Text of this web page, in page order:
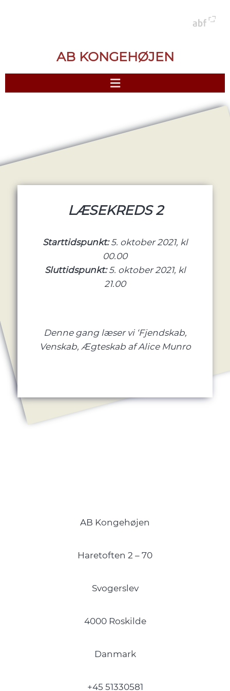
AB KONGEHØJEN
LÆSEKREDS 2
Starttidspunkt:5. oktober 2021, kl
00.00
Sluttidspunkt:5. oktober 2021, kl
21.00
Denne gang læser vi ‘Fjendskab,
Venskab, Ægteskab af Alice Munro
AB Kongehøjen
Haretoften 2 – 70
Svogerslev
4000 Roskilde
Danmark
+45 51330581